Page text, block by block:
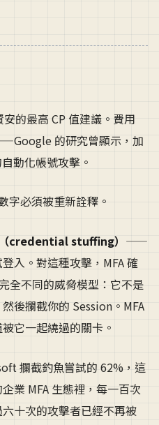
的最高 CP 值建議。費用
的研究曾顯示，加
動化帳號攻擊。
字必須被重新詮釋。
credential stuffing） ——
入。對這種攻擊，MFA 確
全不同的威脅模型：它不是
後攔截你的 Session。MFA
它一起繞過的關卡。
攔截釣魚嘗試的 62%，這
業 MFA 生態裡，每一百次
十次的攻擊者已經不再被